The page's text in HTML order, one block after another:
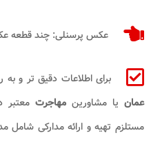
عکس پرسنلی: چند قطعه
برای اطلاعات دقیق تر و به
عمان یا مشاورین مهاجرت معتبر
مستلزم تهیه و ارائه مدارکی